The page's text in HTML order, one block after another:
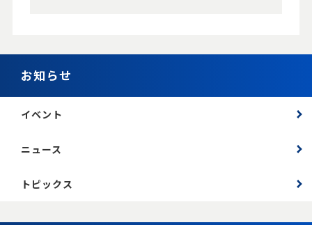
お知らせ
イベント
ニュース
トピックス